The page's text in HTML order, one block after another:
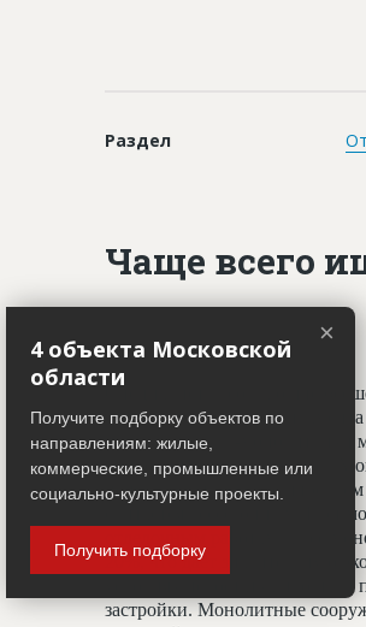
Раздел
Чаще всего
Специалисты, создающие
принципу заливки
профессионалы-монолитчики
криволинейных элементов.
использован гораздо шире,
считается всесезонным. При
отделочным работам, а вес
20%, что даёт значительную
условиях недостатка
застройки. Монолитные
×
4 объекта Московской
области
Получите подборку объектов по
направлениям: жилые,
коммерческие, промышленные или
социально-культурные проекты.
Получить подборку